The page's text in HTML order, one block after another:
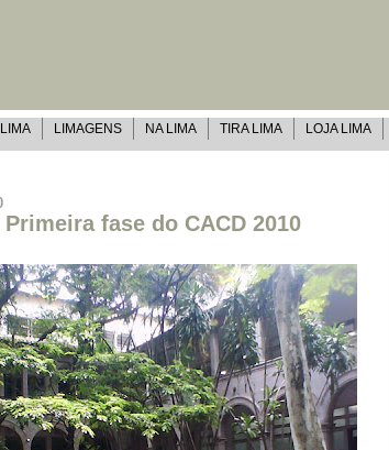
LIMAGENS NA LIMA TIRA LIMA LOJA LIMA
Primeira fase do CACD 2010